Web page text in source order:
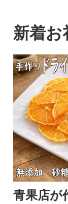
新着お
青果店が